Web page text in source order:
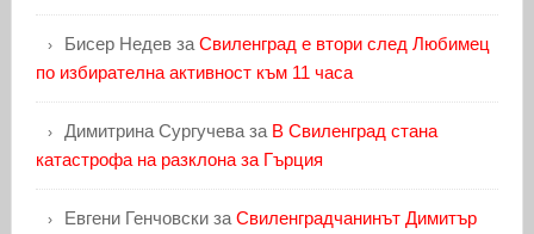
Бисер Недевза Свиленград е втори след Любимец
по избирателна активност към 11 часа
Димитрина Сургучеваза В Свиленград стана
катастрофа на разклона за Гърция
Евгени Генчовскиза Свиленградчанинът Димитър